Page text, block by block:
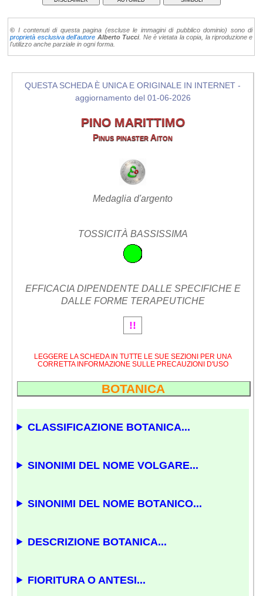
© I contenuti di questa pagina (escluse le immagini di pubblico dominio) sono di
proprietà esclusiva dell'autore Alberto Tucci . Ne è vietata la copia, la riproduzione e
l'utilizzo anche parziale in ogni forma.
QUESTA SCHEDA È UNICA E ORIGINALE IN INTERNET -
aggiornamento del 01-06-2026
PINO MARITTIMO
Pinus pinaster Aiton
Medaglia d'argento
TOSSICITÀ BASSISSIMA
EFFICACIA DIPENDENTE DALLE SPECIFICHE E
DALLE FORME TERAPEUTICHE
!!
LEGGERE LA SCHEDA IN TUTTE LE SUE SEZIONI PER UNA
CORRETTA INFORMAZIONE SULLE PRECAUZIONI D'USO
BOTANICA
CLASSIFICAZIONE BOTANICA...
SINONIMI DEL NOME VOLGARE...
SINONIMI DEL NOME BOTANICO...
DESCRIZIONE BOTANICA...
FIORITURA O ANTESI...